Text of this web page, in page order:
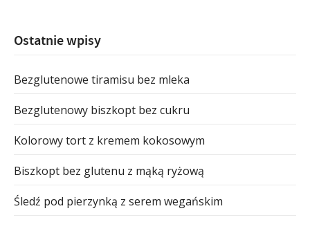
Ostatnie wpisy
Bezglutenowe tiramisu bez mleka
Bezglutenowy biszkopt bez cukru
Kolorowy tort z kremem kokosowym
Biszkopt bez glutenu z mąką ryżową
Śledź pod pierzynką z serem wegańskim